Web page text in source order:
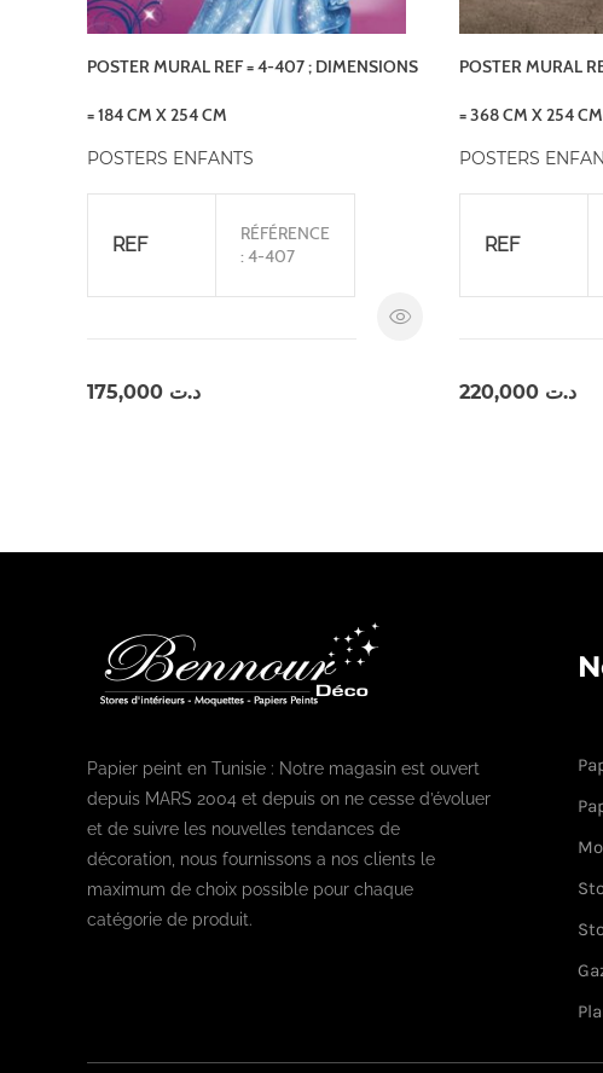
POSTER MURAL REF = 4-407 ; DIMENSIONS
= 184 CM X 254 CM
POSTERS ENFANTS
REF
RÉFÉRENCE
: 4-407
د.ت
POSTER MURAL
= 368 CM X 254 CM
POSTERS
REF
د.ت 220,000
Papier peint en Tunisie : Notre magasin est ouvert
depuis MARS 2004 et depuis on ne cesse d’évoluer
et de suivre les nouvelles tendances de
décoration, nous fournissons a nos clients le
maximum de choix possible pour chaque
catégorie de produit.